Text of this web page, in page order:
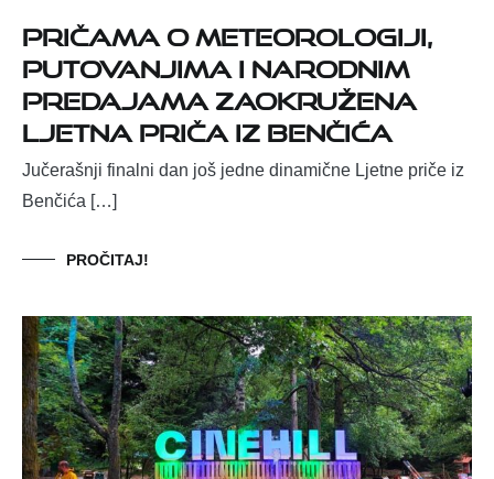
Pričama o meteorologiji,
putovanjima i narodnim
predajama zaokružena
Ljetna priča iz Benčića
Jučerašnji finalni dan još jedne dinamične Ljetne priče iz
Benčića […]
PROČITAJ!